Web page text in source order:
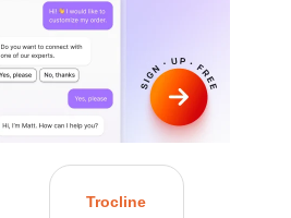
Trocline